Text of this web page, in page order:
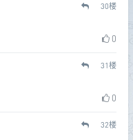
30楼
0
31楼
0
32楼